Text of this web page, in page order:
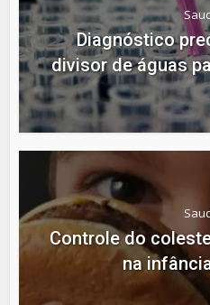
Diagnóstico
divisor de águas
Controle do
na